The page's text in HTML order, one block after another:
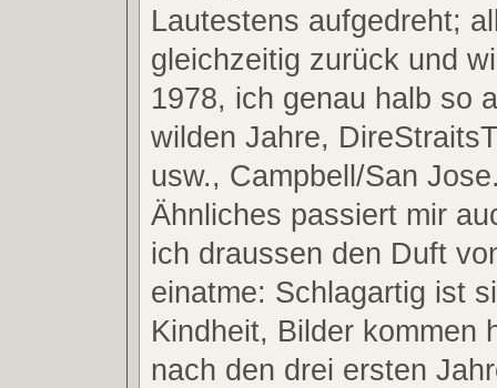
Lautestens aufgedreht;
gleichzeitig zurück und
1978, ich genau halb so
wilden Jahre,
usw., Campbell/San
Ähnliches passiert mir
ich draussen den Duft
einatme: Schlagartig ist
Kindheit, Bilder kommen
nach den drei ersten